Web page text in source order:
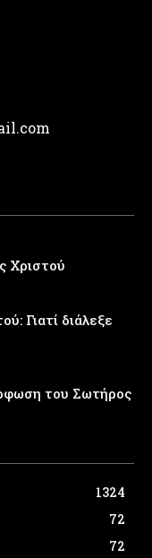
Χριστού
Γιατί διάλεξε
του Σωτήρος
1324
72
72